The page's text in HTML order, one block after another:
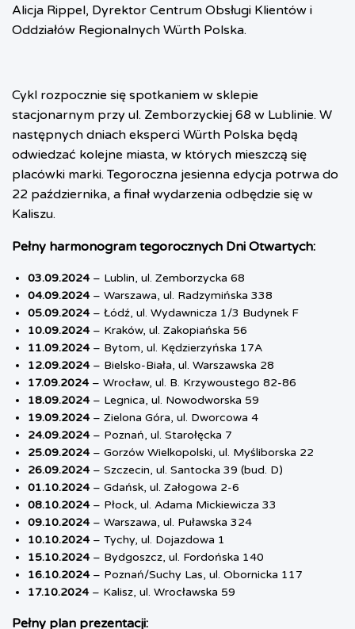
Alicja Rippel, Dyrektor Centrum Obsługi Klientów i
Oddziałów Regionalnych Würth Polska.
Cykl rozpocznie się spotkaniem w sklepie
stacjonarnym przy ul. Zemborzyckiej 68 w Lublinie. W
następnych dniach eksperci Würth Polska będą
odwiedzać kolejne miasta, w których mieszczą się
placówki marki. Tegoroczna jesienna edycja potrwa do
22 października, a finał wydarzenia odbędzie się w
Kaliszu.
Pełny harmonogram tegorocznych Dni Otwartych:
03.09.2024– Lublin, ul. Zemborzycka 68
04.09.2024– Warszawa, ul. Radzymińska 338
05.09.2024– Łódź, ul. Wydawnicza 1/3 Budynek F
10.09.2024– Kraków, ul. Zakopiańska 56
11.09.2024– Bytom, ul. Kędzierzyńska 17A
12.09.2024– Bielsko-Biała, ul. Warszawska 28
17.09.2024– Wrocław, ul. B. Krzywoustego 82-86
18.09.2024– Legnica, ul. Nowodworska 59
19.09.2024– Zielona Góra, ul. Dworcowa 4
24.09.2024– Poznań, ul. Starołęcka 7
25.09.2024– Gorzów Wielkopolski, ul. Myśliborska 22
26.09.2024– Szczecin, ul. Santocka 39 (bud. D)
01.10.2024– Gdańsk, ul. Załogowa 2-6
08.10.2024– Płock, ul. Adama Mickiewicza 33
09.10.2024– Warszawa, ul. Puławska 324
10.10.2024– Tychy, ul. Dojazdowa 1
15.10.2024– Bydgoszcz, ul. Fordońska 140
16.10.2024– Poznań/Suchy Las, ul. Obornicka 117
17.10.2024– Kalisz, ul. Wrocławska 59
Pełny plan prezentacji: